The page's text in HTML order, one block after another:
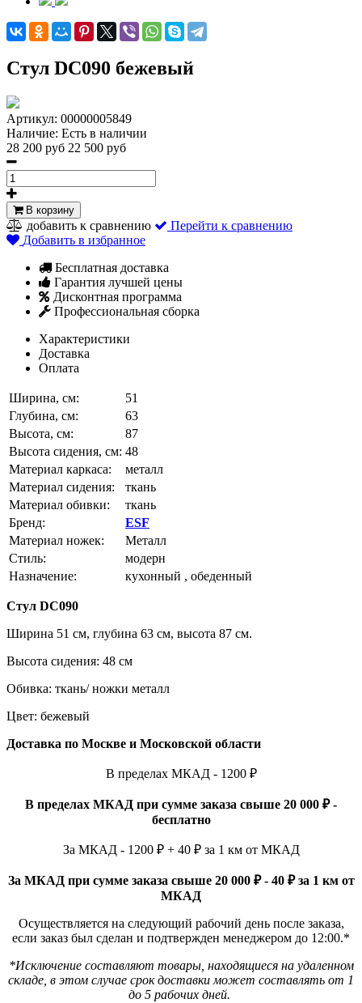
Стул DC090 бежевый
Артикул: 00000005849
Наличие: Есть в наличии
28 200 руб 22 500 руб
В корзину
добавить к сравнению
Перейти к сравнению
Добавить в избранное
Бесплатная доставка
Гарантия лучшей цены
Дисконтная программа
Профессиональная сборка
Характеристики
Доставка
Оплата
Ширина, см:
51
Глубина, см:
63
Высота, см:
87
Высота сидения, см: 48
Материал каркаса:
металл
Материал сидения:
ткань
Материал обивки:
ткань
Бренд:
ESF
Материал ножек:
Металл
Стиль:
модерн
Назначение:
кухонный , обеденный
Стул DC090
Ширина 51 см, глубина 63 см, высота 87 см.
Высота сидения: 48 см
Обивка: ткань/ ножки металл
Цвет: бежевый
Доставка по Москве и Московской области
В пределах МКАД - 1200 ₽
В пределах МКАД при сумме заказа свыше 20 000 ₽ -
бесплатно
За МКАД - 1200 ₽ + 40 ₽ за 1 км от МКАД
За МКАД при сумме заказа свыше 20 000 ₽ - 40 ₽ за 1 км от
МКАД
Осуществляется на следующий рабочий день после заказа,
если заказ был сделан и подтвержден менеджером до 12:00.*
*Исключение составляют товары, находящиеся на удаленном
складе, в этом случае срок доставки может составлять от 1
до 5 рабочих дней.